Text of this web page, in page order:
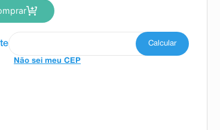
Não sei meu CEP